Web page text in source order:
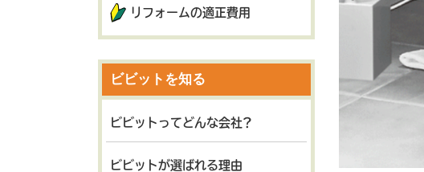
リフォームの適正費用
ビビットを知る
ビビットってどんな会社?
ビビットが選ばれる理由